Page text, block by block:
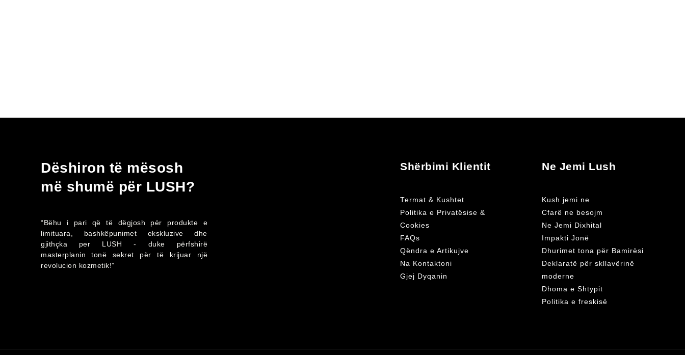
Dëshiron të mësosh
më shumë për LUSH?
“Bëhu i pari që të dëgjosh për produkte e
limituara, bashkëpunimet ekskluzive dhe
gjithçka per LUSH - duke përfshirë
masterplanin tonë sekret për të krijuar një
revolucion kozmetik!”
Shërbimi Klientit
Termat & Kushtet
Politika e Privatësise &
Cookies
FAQs
Qëndra e Artikujve
Na Kontaktoni
Gjej Dyqanin
Ne Jemi Lush
Kush jemi ne
Cfarë ne besojm
Ne Jemi Dixhital
Impakti Jonë
Dhurimet tona për Bamirësi
Deklaratë për skllavërinë
moderne
Dhoma e Shtypit
Politika e freskisë